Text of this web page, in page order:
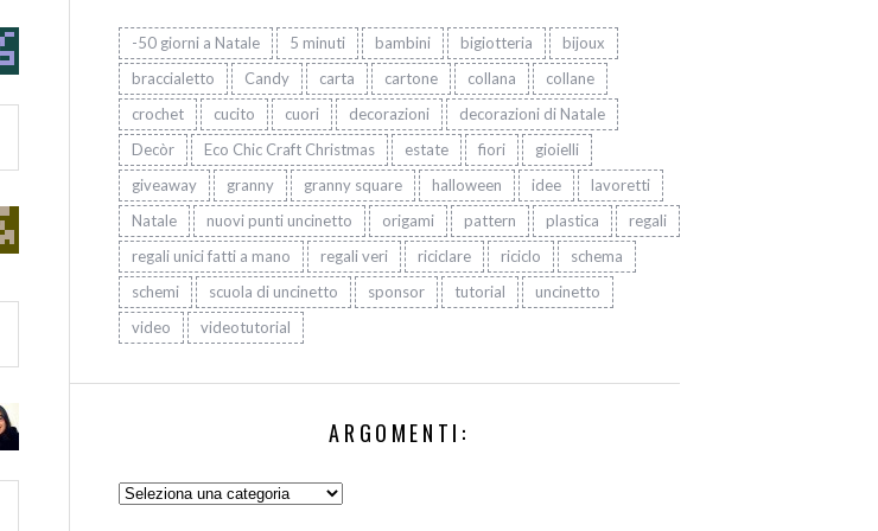
-50 giorni a Natale 5 minuti bambini bigiotteria
bijoux
braccialetto
Candy carta cartone collana
collane
crochet
cucito cuori decorazioni
decorazioni di Natale
Decòr
Eco Chic Craft Christmas estate fiori
gioielli
giveaway
granny granny square halloween idee
lavoretti
Natale
nuovi punti uncinetto origami pattern plastica
regali
regali unici fatti a mano
regali veri riciclare riciclo
schema
schemi
scuola di uncinetto sponsor tutorial
uncinetto
video
videotutorial
ARGOMENTI:
Argomenti: